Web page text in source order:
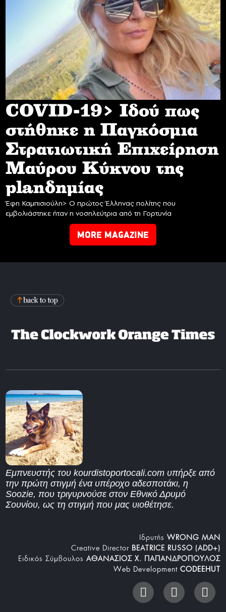
COVID-19> Iδού πως
στήθηκε η Παγκόσμια
Στρατιωτική Επιχείρηση
Mαύρου Κύκνου της
planδημίας
Έφη Καμπισιούλη> Ο πρώτος Έλληνας πολίτης που
εμβολιάστηκε ήταν η νοσηλεύτρια από τη Γορτυνία
MORE MAGAZINE
Εμπνευστής του kourdistoportocali.com υπήρξε από
την πρώτη στιγμή ένα υπέροχο αδεσποτάκι, η
Soozie, που τριγυρνούσε στον Εθνικό Δρυμό
Σουνίου, ως τη στιγμή που μας υιοθέτησε.
Iδρυτής WRONG MAN
Creative Director BEATRICE RUSSO (ADD+)
Ειδικός Σύμβουλος ΑΘΑΝΑΣΙΟΣ Χ. ΠΑΠΑΝΔΡΟΠΟΥΛΟΣ
Web Development CODEEHUT